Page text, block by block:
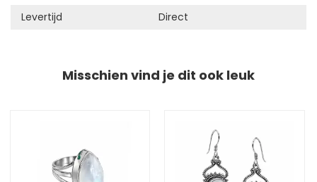
Levertijd
Direct
Misschien vind je dit ook leuk